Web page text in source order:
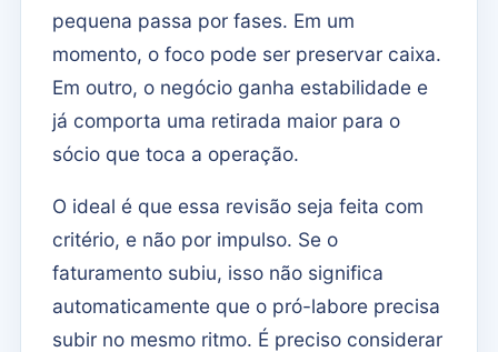
pequena passa por fases. Em um
momento, o foco pode ser preservar caixa.
Em outro, o negócio ganha estabilidade e
já comporta uma retirada maior para o
sócio que toca a operação.
O ideal é que essa revisão seja feita com
critério, e não por impulso. Se o
faturamento subiu, isso não significa
automaticamente que o pró-labore precisa
subir no mesmo ritmo. É preciso considerar